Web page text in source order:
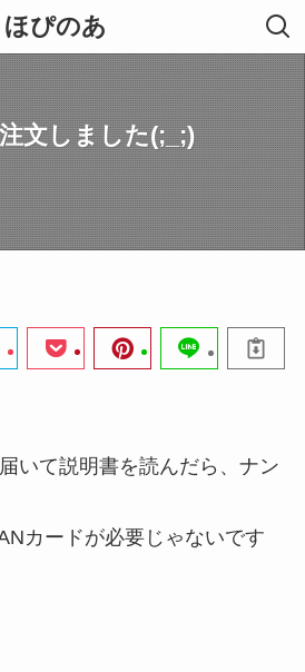
ほぴのあ
文しました(;_;)
いて説明書を読んだら、ナン
カードが必要じゃないです